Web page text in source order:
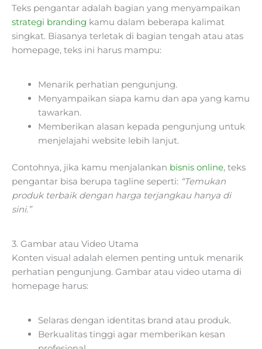
Teks pengantar adalah bagian yang menyampaikan
strategi branding kamu dalam beberapa kalimat
singkat. Biasanya terletak di bagian tengah atau atas
homepage, teks ini harus mampu:
Menarik perhatian pengunjung.
Menyampaikan siapa kamu dan apa yang kamu
tawarkan.
Memberikan alasan kepada pengunjung untuk
menjelajahi website lebih lanjut.
Contohnya, jika kamu menjalankan bisnis online, teks
pengantar bisa berupa tagline seperti: “Temukan
produk terbaik dengan harga terjangkau hanya di
sini.”
3. Gambar atau Video Utama
Konten visual adalah elemen penting untuk menarik
perhatian pengunjung. Gambar atau video utama di
homepage harus:
Selaras dengan identitas brand atau produk.
Berkualitas tinggi agar memberikan kesan